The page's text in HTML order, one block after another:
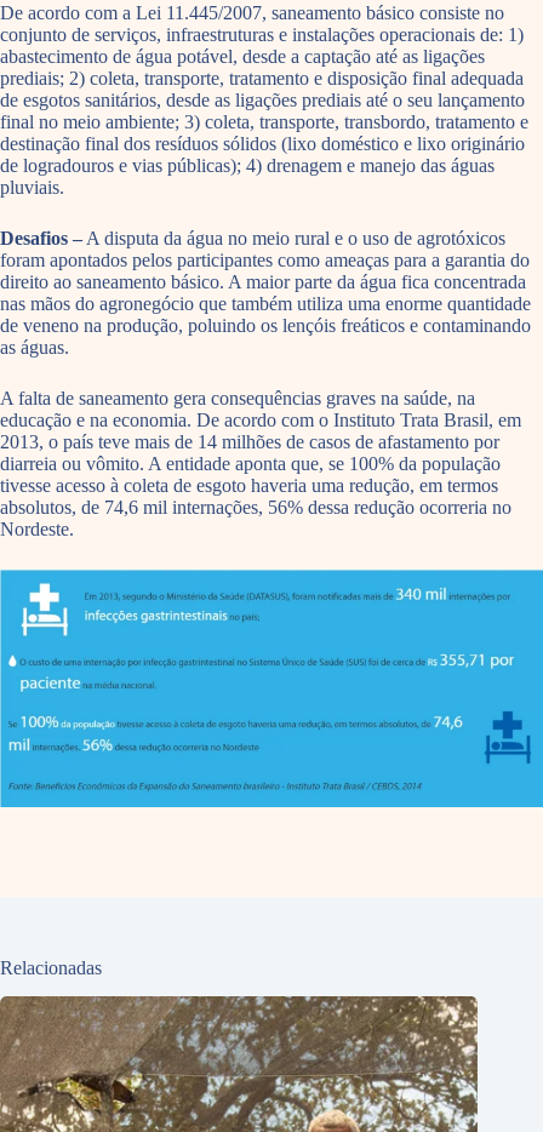
De acordo com a Lei 11.445/2007, saneamento básico consiste no
conjunto de serviços, infraestruturas e instalações operacionais de: 1)
abastecimento de água potável, desde a captação até as ligações
prediais; 2) coleta, transporte, tratamento e disposição final adequada
de esgotos sanitários, desde as ligações prediais até o seu lançamento
final no meio ambiente; 3) coleta, transporte, transbordo, tratamento e
destinação final dos resíduos sólidos (lixo doméstico e lixo originário
de logradouros e vias públicas); 4) drenagem e manejo das águas
pluviais.
Desafios – A disputa da água no meio rural e o uso de agrotóxicos
foram apontados pelos participantes como ameaças para a garantia do
direito ao saneamento básico. A maior parte da água fica concentrada
nas mãos do agronegócio que também utiliza uma enorme quantidade
de veneno na produção, poluindo os lençóis freáticos e contaminando
as águas.
A falta de saneamento gera consequências graves na saúde, na
educação e na economia. De acordo com o Instituto Trata Brasil, em
2013, o país teve mais de 14 milhões de casos de afastamento por
diarreia ou vômito. A entidade aponta que, se 100% da população
tivesse acesso à coleta de esgoto haveria uma redução, em termos
absolutos, de 74,6 mil internações, 56% dessa redução ocorreria no
Nordeste.
Relacionadas